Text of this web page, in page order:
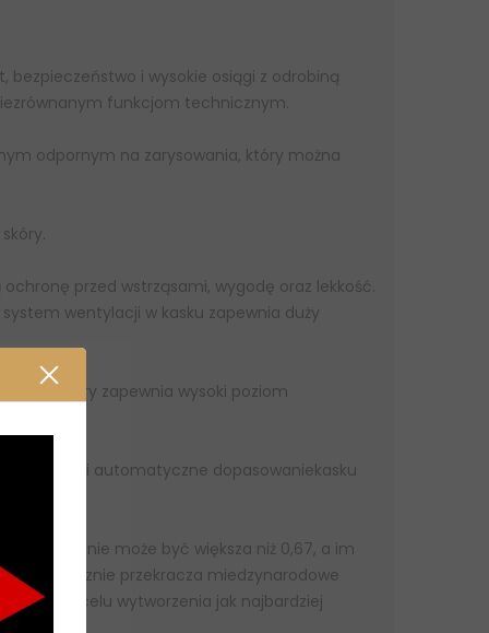
i wysokie osiągi z odrobiną
funkcjom technicznym.
odpornym na zarysowania, który można
przed wstrząsami, wygodę oraz lekkość.
wentylacji w kasku zapewnia duży
który zapewnia wysoki poziom
idealne i automatyczne dopasowaniekasku
kasku nie może być większa niż 0,67, a im
znacznie przekracza miedzynarodowe
w celu wytworzenia jak najbardziej